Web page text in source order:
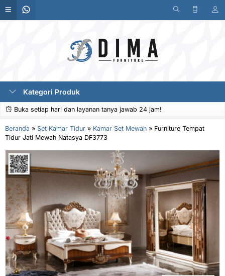
Kategori Produk
Buka setiap hari dan layanan tanya jawab 24 jam!
Beranda » Set Kamar Tidur » Kamar Set Mewah » Furniture Tempat
Tidur Jati Mewah Natasya DF3773